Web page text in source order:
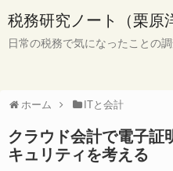
税務研究ノート（栗原
日常の税務で気になったことの
ホーム ITと会計
クラウド会計で電子証
キュリティを考える